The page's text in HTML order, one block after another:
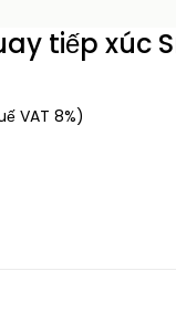
tiếp xúc
VAT 8%)